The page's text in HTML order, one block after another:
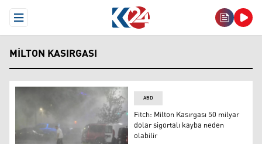
Open Menu
MILTON KASIRGASI
ABD
Fitch: Milton Kasırgası 50 milyar
dolar sigortalı kayba neden
olabilir